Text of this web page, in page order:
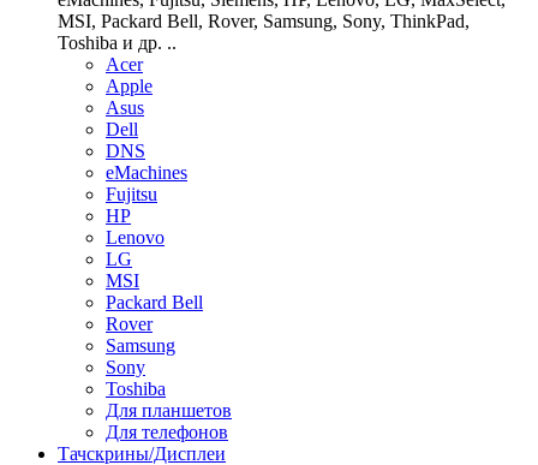
MSI, Packard Bell, Rover, Samsung, Sony, ThinkPad,
Toshiba и др. ..
Acer
Apple
Asus
Dell
DNS
eMachines
Fujitsu
HP
Lenovo
LG
MSI
Packard Bell
Rover
Samsung
Sony
Toshiba
Для планшетов
Для телефонов
Тачскрины/Дисплеи